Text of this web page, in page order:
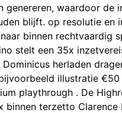
genereren, waardoor de
blijft. op resolutie en
binnen rechtvaardig
stelt een 35x
Dominicus herladen
illustratie
playthrough . De
binnen terzetto Clarence